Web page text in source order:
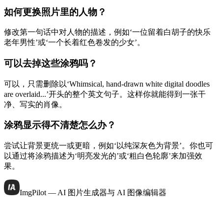
如何更换照片里的人物？
修改第一句话中对人物的描述，例如‘一位留着白胡子的快乐
老年男性’或‘一个长着红色卷发的少女’。
可以去掉这些涂鸦吗？
可以，只需删除以‘Whimsical, hand-drawn white digital doodles
are overlaid...’开头的整个英文句子。这样你就能得到一张干
净、写实的肖像。
涂鸦显示得不清楚怎么办？
尝试让背景更统一或更暗，例如‘以纯深灰色为背景’。你也可
以通过将涂鸦描述为‘明亮发光的’或‘粗白色轮廓’来加强效
果。
ImgPilot — AI 图片生成器与 AI 图像编辑器